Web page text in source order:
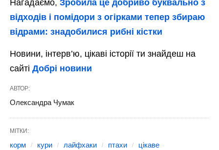
Нагадаємо, Зробила це добриво буквально з
відходів і помідори з огірками тепер збираю
відрами: знадобилися рибні кістки
Новини, інтерв’ю, цікаві історії ти знайдеш на
сайті Добрі новини
АВТОР:
Олександра Чумак
МІТКИ:
корм кури лайфхаки птахи цікаве